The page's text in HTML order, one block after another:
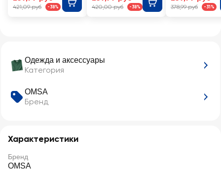
Одежда и аксессуары
Категория
OMSA
Бренд
Характеристики
Бренд
OMSA
421,09 руб -38% 420,00 руб -38% 378,99 руб -31%